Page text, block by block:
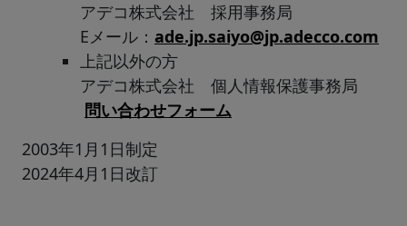
アデコ株式会社 採用事務局
Eメール： ade.jp.saiyo@jp.adecco.com
上記以外の方
アデコ株式会社 個人情報保護事務局
問い合わせフォーム
2003年1月1日制定
2024年4月1日改訂